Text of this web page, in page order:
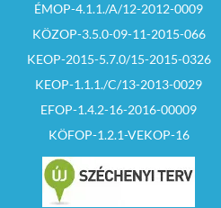
ÉMOP-4.1.1./A/12-2012-0009
KÖZOP-3.5.0-09-11-2015-066
KEOP-2015-5.7.0/15-2015-0326
KEOP-1.1.1./C/13-2013-0029
EFOP-1.4.2-16-2016-00009
KÖFOP-1.2.1-VEKOP-16